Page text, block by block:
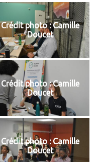
Crédit photo : Camille
Doucet
Crédit photo : Camille
Doucet
Crédit photo : Camille
Doucet